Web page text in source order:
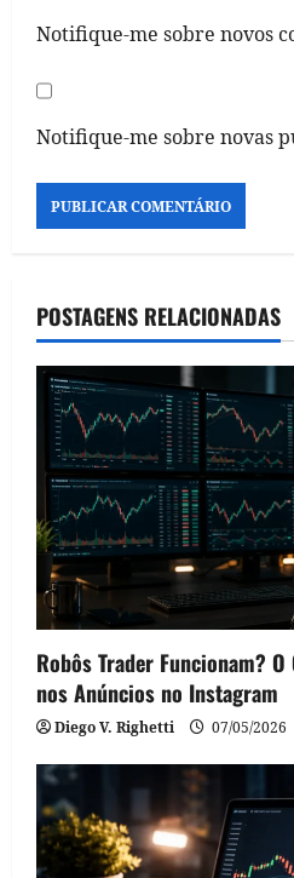
Notifique-me sobre novos
Notifique-me sobre novas
POSTAGENS RELACIONADAS
Robôs Trader Funcionam?
nos Anúncios no Instagram
Diego V. Righetti 07/05/2026